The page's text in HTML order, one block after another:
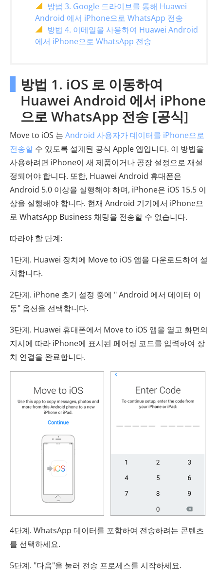
방법 3. Google 드라이브를 통해 Huawei
Android 에서 iPhone으로 WhatsApp 전송
방법 4. 이메일을 사용하여 Huawei Android
에서 iPhone으로 WhatsApp 전송
방법 1. iOS 로 이동하여
Huawei Android 에서 iPhone
으로 WhatsApp 전송 [공식]
Move to iOS 는 Android 사용자가 데이터를 iPhone으로
전송할 수 있도록 설계된 공식 Apple 앱입니다. 이 방법을
사용하려면 iPhone이 새 제품이거나 공장 설정으로 재설
정되어야 합니다. 또한, Huawei Android 휴대폰은
Android 5.0 이상을 실행해야 하며, iPhone은 iOS 15.5 이
상을 실행해야 합니다. 현재 Android 기기에서 iPhone으
로 WhatsApp Business 채팅을 전송할 수 없습니다.
따라야 할 단계:
1단계. Huawei 장치에 Move to iOS 앱을 다운로드하여 설
치합니다.
2단계. iPhone 초기 설정 중에 " Android 에서 데이터 이
동" 옵션을 선택합니다.
3단계. Huawei 휴대폰에서 Move to iOS 앱을 열고 화면의
지시에 따라 iPhone에 표시된 페어링 코드를 입력하여 장
치 연결을 완료합니다.
4단계. WhatsApp 데이터를 포함하여 전송하려는 콘텐츠
를 선택하세요.
5단계. "다음"을 눌러 전송 프로세스를 시작하세요.